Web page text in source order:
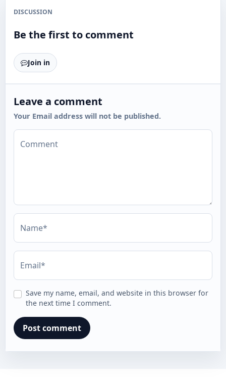
DISCUSSION
Be the first to comment
Join in
Leave a comment
Your Email address will not be published.
Comment
Name*
Email*
Save my name, email, and website in this browser for
the next time I comment.